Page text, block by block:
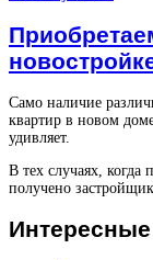
Само наличие
квартир в новом
удивляет.
В тех случаях, когда
получено
Интересные